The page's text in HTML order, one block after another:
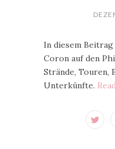
In diesem
Coron auf den
Strände, Touren,
Unterkünfte.